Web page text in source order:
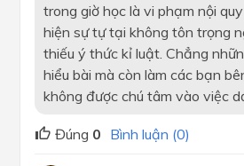
trong giờ học là vi phạm nội
hiện sự tự tại không tôn trọng
thiếu ý thức kỉ luật. Chẳng
hiểu bài mà còn làm các bạn
không được chú tâm vào việc
Đúng 0 Bình luận (0)